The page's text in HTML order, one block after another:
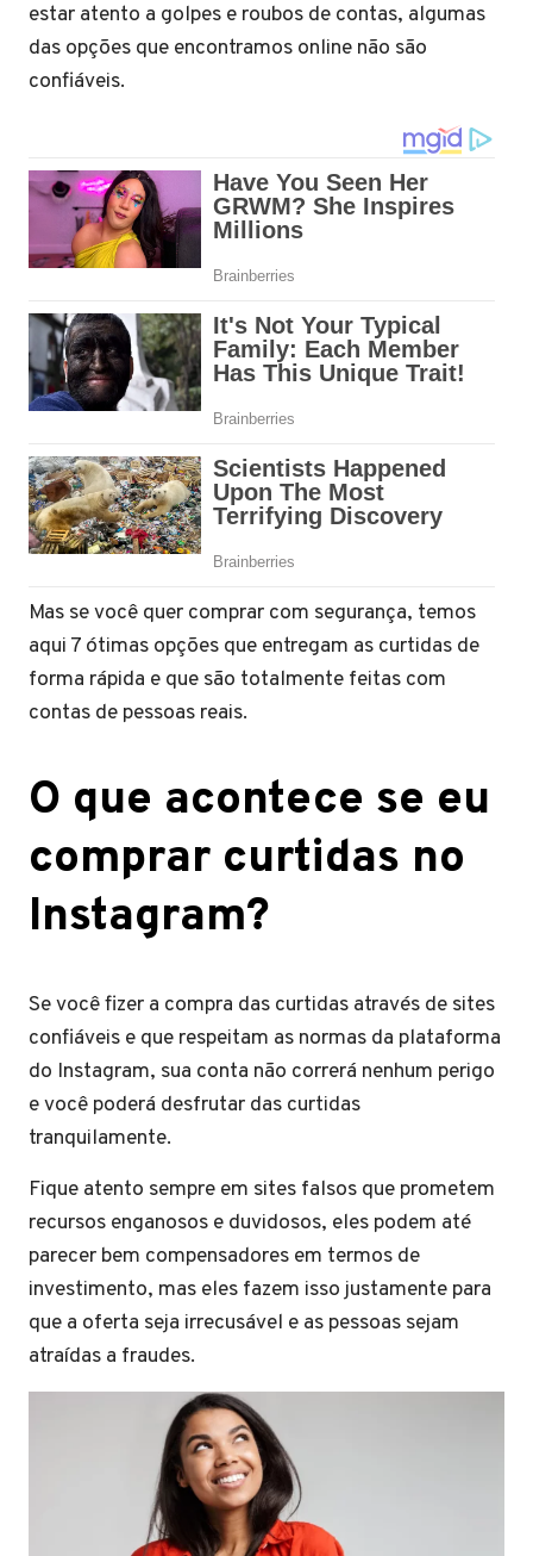
estar atento a golpes e roubos de contas, algumas
das opções que encontramos online não são
confiáveis.
Mas se você quer comprar com segurança, temos
aqui 7 ótimas opções que entregam as curtidas de
forma rápida e que são totalmente feitas com
contas de pessoas reais.
O que acontece se eu
comprar curtidas no
Instagram?
Se você fizer a compra das curtidas através de sites
confiáveis e que respeitam as normas da plataforma
do Instagram, sua conta não correrá nenhum perigo
e você poderá desfrutar das curtidas
tranquilamente.
Fique atento sempre em sites falsos que prometem
recursos enganosos e duvidosos, eles podem até
parecer bem compensadores em termos de
investimento, mas eles fazem isso justamente para
que a oferta seja irrecusável e as pessoas sejam
atraídas a fraudes.